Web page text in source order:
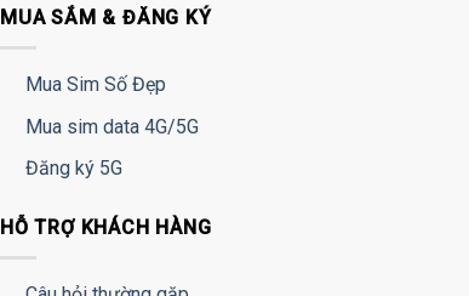
MUA SẮM & ĐĂNG KÝ
Mua Sim Số Đẹp
Mua sim data 4G/5G
Đăng ký 5G
HỖ TRỢ KHÁCH HÀNG